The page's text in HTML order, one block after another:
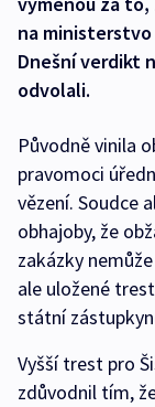
na
Dnešní verdikt
odvolali.
Původně vinila
pravomoci
vězení. Soudce
obhajoby, že
zakázky
ale uložené
státní
Vyšší trest pro
zdůvodnil tím,